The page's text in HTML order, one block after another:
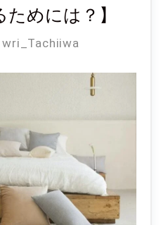
ためには？】
wri_Tachiiwa